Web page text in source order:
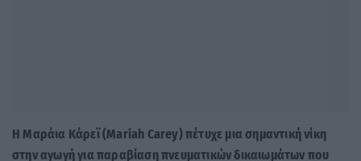
Η Μαράια Κάρεϊ (Mariah Carey) πέτυχε μια σημαντική νίκη
στην αγωγή για παραβίαση πνευματικών δικαιωμάτων που